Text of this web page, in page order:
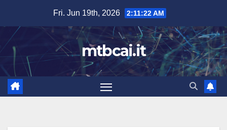
content
Fri. Jun 19th, 2026 2:11:23 AM
mtbcai.it